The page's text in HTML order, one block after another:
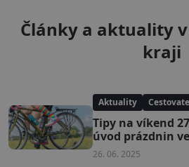
Články a aktuality
kraji
Aktuality
Tipy na víkend
úvod prázdnin
26. 06. 2025